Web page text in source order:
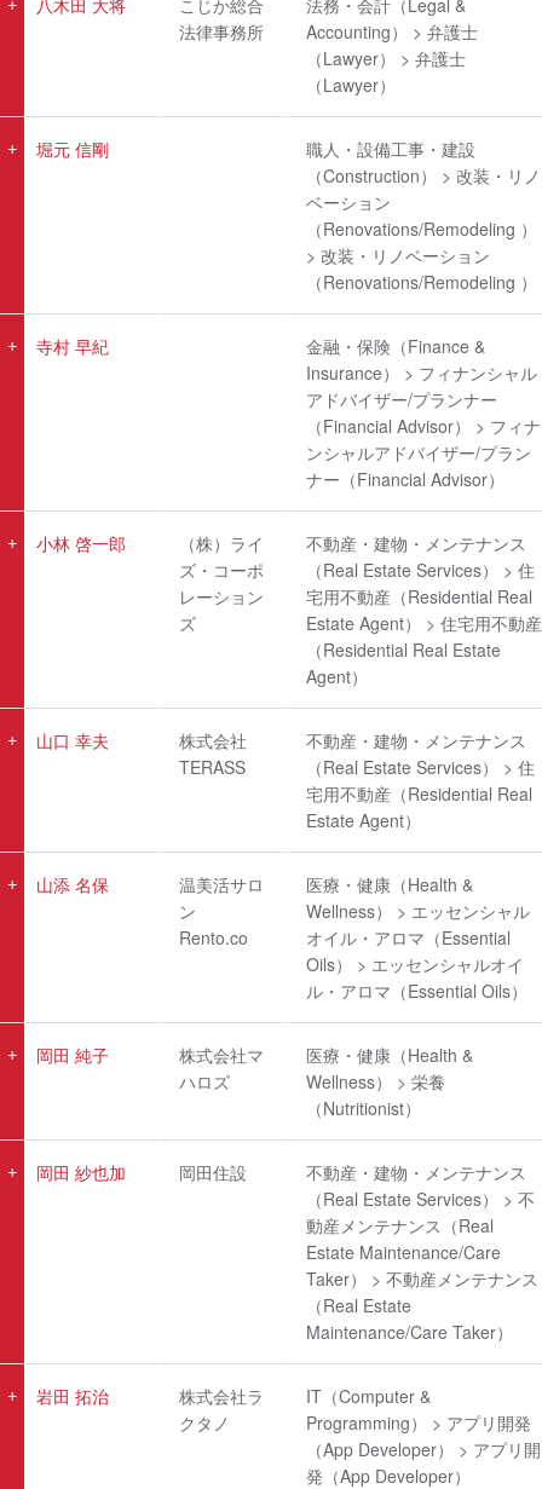
八木田 大将
こじか総合
法律事務所
法務・会計（Legal &
Accounting） > 弁護士
（Lawyer） > 弁護士
（Lawyer）
堀元 信剛
職人・設備工事・建設
（Construction） > 改装・リノ
ベーション
（Renovations/Remodeling ）
> 改装・リノベーション
（Renovations/Remodeling ）
寺村 早紀
金融・保険（Finance &
Insurance） > フィナンシャル
アドバイザー/プランナー
（Financial Advisor） > フィナ
ンシャルアドバイザー/プラン
ナー（Financial Advisor）
小林 啓一郎
（株）ライ
ズ・コーポ
レーション
ズ
不動産・建物・メンテナンス
（Real Estate Services） > 住
宅用不動産（Residential Real
Estate Agent） > 住宅用不動産
（Residential Real Estate
Agent）
山口 幸夫
株式会社
TERASS
不動産・建物・メンテナンス
（Real Estate Services） > 住
宅用不動産（Residential Real
Estate Agent）
山添 名保
温美活サロ
ン
Rento.co
医療・健康（Health &
Wellness） > エッセンシャル
オイル・アロマ（Essential
Oils） > エッセンシャルオイ
ル・アロマ（Essential Oils）
岡田 純子
株式会社マ
ハロズ
医療・健康（Health &
Wellness） > 栄養
（Nutritionist）
岡田 紗也加 岡田住設
不動産・建物・メンテナンス
（Real Estate Services） > 不
動産メンテナンス（Real
Estate Maintenance/Care
Taker） > 不動産メンテナンス
（Real Estate
Maintenance/Care Taker）
岩田 拓治
株式会社ラ
クタノ
IT（Computer &
Programming） > アプリ開発
（App Developer） > アプリ開
発（App Developer）